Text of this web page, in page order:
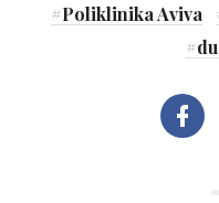
#Poliklinika Aviva
#